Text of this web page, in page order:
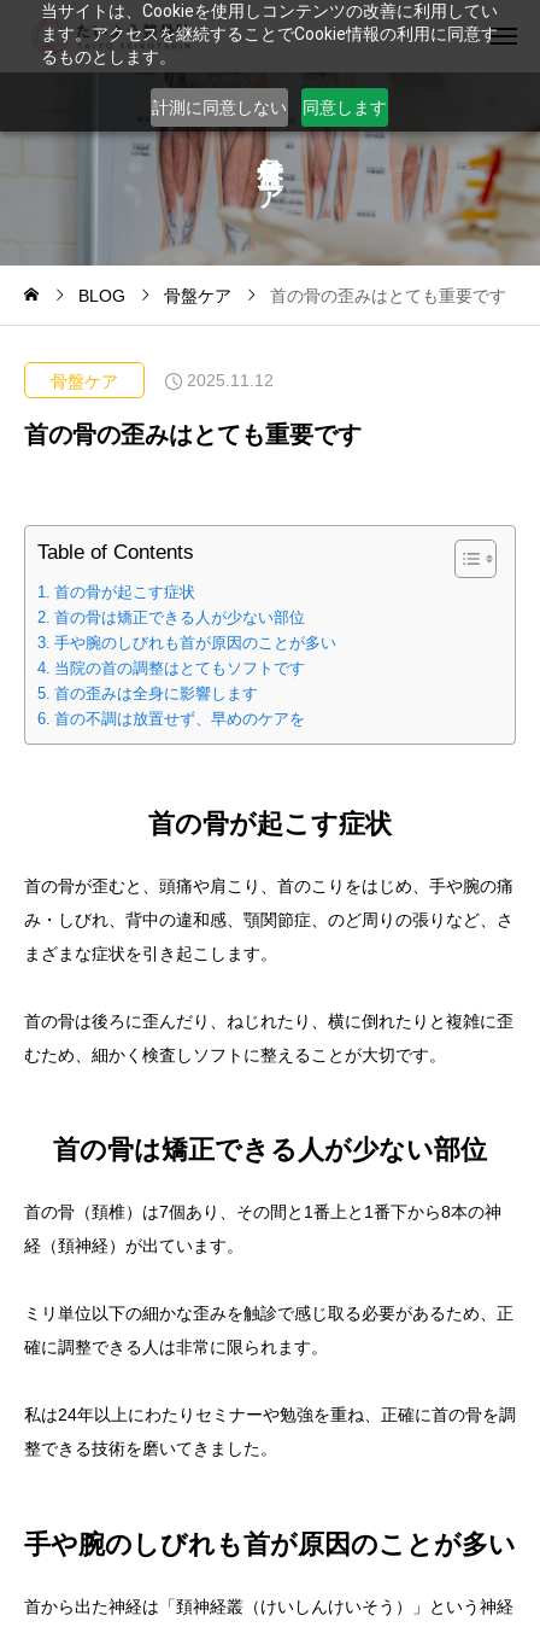
当サイトは、Cookieを使用しコンテンツの改善に利用してい
ます。アクセスを継続することでCookie情報の利用に同意す
るものとします。
計測に同意しない 同意します
ケ
ア
BLOG 骨盤ケア 首の骨の歪みはとても重要です
骨盤ケア 2025.11.12
首の骨の歪みはとても重要です
Table of Contents
首の骨が起こす症状
首の骨は矯正できる人が少ない部位
手や腕のしびれも首が原因のことが多い
当院の首の調整はとてもソフトです
首の歪みは全身に影響します
首の不調は放置せず、早めのケアを
首の骨が起こす症状
首の骨が歪むと、頭痛や肩こり、首のこりをはじめ、手や腕の痛
み・しびれ、背中の違和感、顎関節症、のど周りの張りなど、さ
まざまな症状を引き起こします。
首の骨は後ろに歪んだり、ねじれたり、横に倒れたりと複雑に歪
むため、細かく検査しソフトに整えることが大切です。
首の骨は矯正できる人が少ない部位
首の骨（頚椎）は7個あり、その間と1番上と1番下から8本の神
経（頚神経）が出ています。
ミリ単位以下の細かな歪みを触診で感じ取る必要があるため、正
確に調整できる人は非常に限られます。
私は24年以上にわたりセミナーや勉強を重ね、正確に首の骨を調
整できる技術を磨いてきました。
手や腕のしびれも首が原因のことが多い
首から出た神経は「頚神経叢（けいしんけいそう）」という神経